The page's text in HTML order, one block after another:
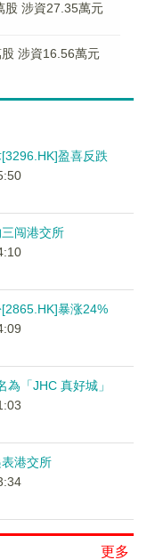
股 涉資27.35萬元
涉資16.56萬元
[3296.HK]盈喜反跌
三闯港交所
[2865.HK]暴涨24%
為「JHC 真好城」
表港交所
更多